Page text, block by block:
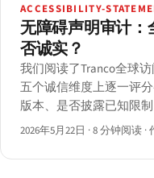
ACCESSIBILITY-
无障碍声明审计：
否诚实？
我们阅读了Tranco全球
五个诚信维度上逐一评
版本、是否披露已知限
明内容与axe-core扫描结
2026年5月22日 ·8 分钟阅读 ·